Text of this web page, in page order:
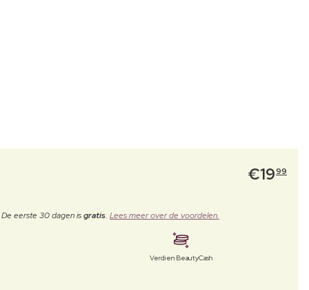
€1999
De eerste 30 dagen isgratis. Lees meer over de voordelen.
Verdien BeautyCash